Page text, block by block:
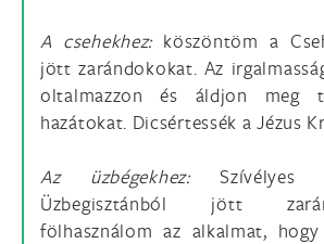
A csehekhez: köszöntöm a
jött zarándokokat. Az
oltalmazzon és áldjon meg
hazátokat. Dicsértessék a Jézus
Az üzbégekhez:Szívélyes
Üzbegisztánból jött
fölhasználom az alkalmat,